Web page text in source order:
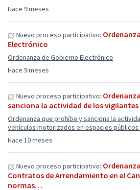
Hace 9 meses
Hace 9 meses
Nuevo proceso participativo:
Electrónico
Ordenanza de Gobierno Electrónico
Hace 10 meses
Nuevo proceso participativo:
sanciona la actividad de los
Ordenanza que prohíbe y sanciona la
vehículos motorizados en espacios públicos
Nuevo proceso participativo:
Contratos de Arrendamiento en el
normas…